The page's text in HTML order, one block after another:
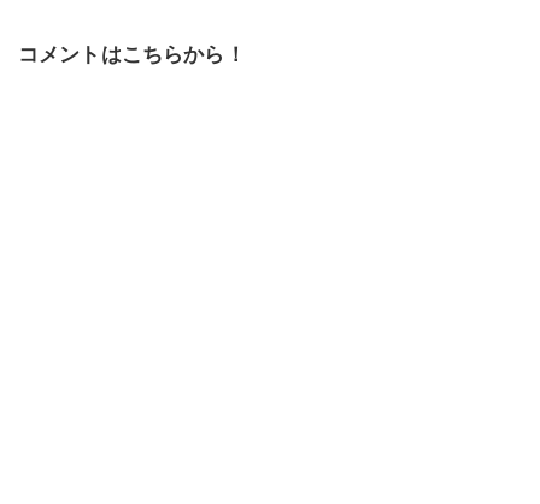
コメントはこちらから！